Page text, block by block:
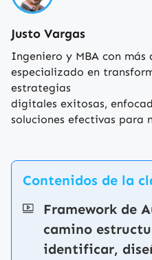
Justo Vargas
Ingeniero y MBA con más
especializado en
estrategias
digitales exitosas,
soluciones efectivas para
Contenidos de la
Framework de
camino
identificar,